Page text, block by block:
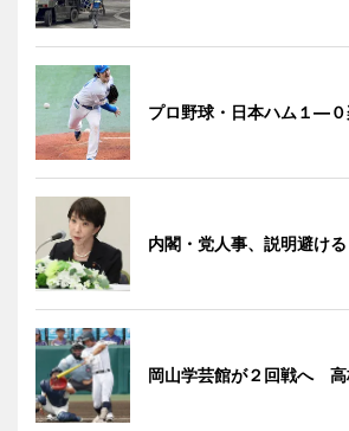
プロ野球・日本ハム１―
内閣・党人事、説明避ける
岡山学芸館が２回戦へ 高